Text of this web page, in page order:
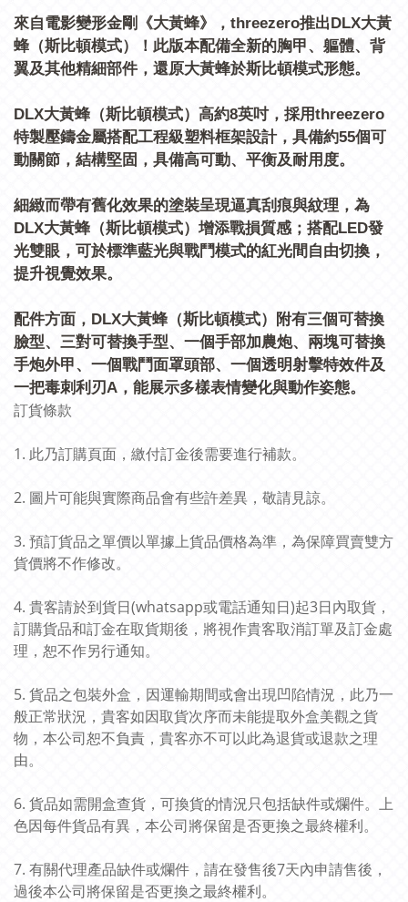
來自電影變形金剛《大黃蜂》，threezero推出DLX大黃
蜂（斯比頓模式）！此版本配備全新的胸甲、軀體、背
翼及其他精細部件，還原大黃蜂於斯比頓模式形態。
DLX大黃蜂（斯比頓模式）高約8英吋，採用threezero
特製壓鑄金屬搭配工程級塑料框架設計，具備約55個可
動關節，結構堅固，具備高可動、平衡及耐用度。
細緻而帶有舊化效果的塗裝呈現逼真刮痕與紋理，為
DLX大黃蜂（斯比頓模式）增添戰損質感；搭配LED發
光雙眼，可於標準藍光與戰鬥模式的紅光間自由切換，
提升視覺效果。
配件方面，DLX大黃蜂（斯比頓模式）附有三個可替換
臉型、三對可替換手型、一個手部加農炮、兩塊可替換
手炮外甲、一個戰鬥面罩頭部、一個透明射擊特效件及
一把毒刺利刃A，能展示多樣表情變化與動作姿態。
訂貨條款
1. 此乃訂購頁面，繳付訂金後需要進行補款。
2. 圖片可能與實際商品會有些許差異，敬請見諒。
3. 預訂貨品之單價以單據上貨品價格為準，為保障買賣雙方
貨價將不作修改。
4. 貴客請於到貨日(whatsapp或電話通知日)起3日內取貨，
訂購貨品和訂金在取貨期後，將視作貴客取消訂單及訂金處
理，恕不作另行通知。
5. 貨品之包裝外盒，因運輸期間或會出現凹陷情況，此乃一
般正常狀況，貴客如因取貨次序而未能提取外盒美觀之貨
物，本公司恕不負責，貴客亦不可以此為退貨或退款之理
由。
6. 貨品如需開盒查貨，可換貨的情況只包括缺件或爛件。上
色因每件貨品有異，本公司將保留是否更換之最終權利。
7. 有關代理產品缺件或爛件，請在發售後7天內申請售後，
過後本公司將保留是否更換之最終權利。